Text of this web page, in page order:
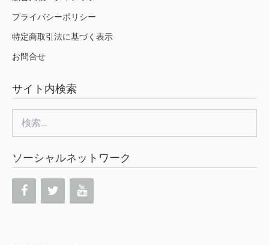
プライバシーポリシー
特定商取引法に基づく表示
お問合せ
サイト内検索
索:
ソーシャルネットワーク